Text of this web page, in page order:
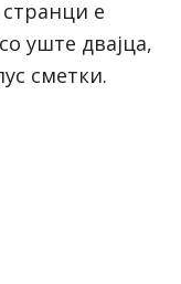
е
уште двајца,
сметки.